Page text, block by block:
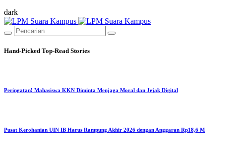
dark
Hand-Picked Top-Read Stories
Peringatan! Mahasiswa KKN Diminta Menjaga Moral dan Jejak Digital
Pusat Kerohanian UIN IB Harus Rampung Akhir 2026 dengan Anggaran Rp18,6 M